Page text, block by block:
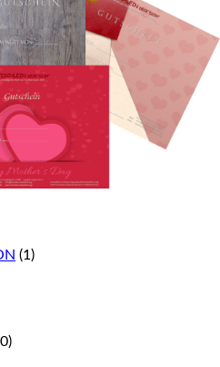
(1)